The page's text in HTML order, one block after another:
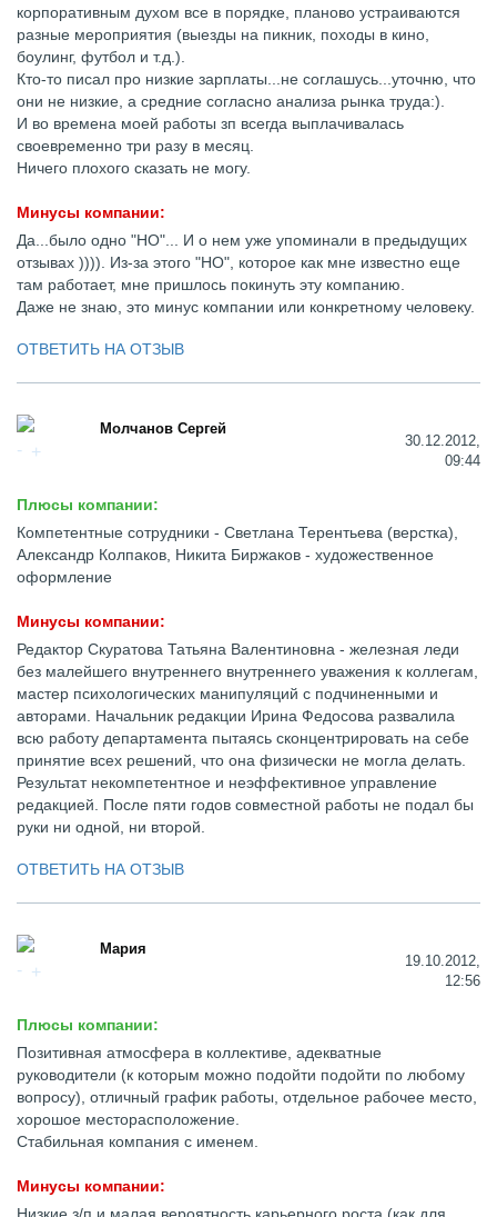
корпоративным духом все в порядке, планово устраиваются
разные мероприятия (выезды на пикник, походы в кино,
боулинг, футбол и т.д.).
Кто-то писал про низкие зарплаты...не соглашусь...уточню, что
они не низкие, а средние согласно анализа рынка труда:).
И во времена моей работы зп всегда выплачивалась
своевременно три разу в месяц.
Ничего плохого сказать не могу.
Минусы компании:
Да...было одно "НО"... И о нем уже упоминали в предыдущих
отзывах )))). Из-за этого "НО", которое как мне известно еще
там работает, мне пришлось покинуть эту компанию.
Даже не знаю, это минус компании или конкретному человеку.
ОТВЕТИТЬ НА ОТЗЫВ
Молчанов Сергей
30.12.2012,
09:44
Плюсы компании:
Компетентные сотрудники - Светлана Терентьева (верстка),
Александр Колпаков, Никита Биржаков - художественное
оформление
Минусы компании:
Редактор Скуратова Татьяна Валентиновна - железная леди
без малейшего внутреннего внутреннего уважения к коллегам,
мастер психологических манипуляций с подчиненными и
авторами. Начальник редакции Ирина Федосова развалила
всю работу департамента пытаясь сконцентрировать на себе
принятие всех решений, что она физически не могла делать.
Результат некомпетентное и неэффективное управление
редакцией. После пяти годов совместной работы не подал бы
руки ни одной, ни второй.
ОТВЕТИТЬ НА ОТЗЫВ
Мария
19.10.2012,
12:56
Плюсы компании:
Позитивная атмосфера в коллективе, адекватные
руководители (к которым можно подойти подойти по любому
вопросу), отличный график работы, отдельное рабочее место,
хорошое месторасположение.
Стабильная компания с именем.
Минусы компании: